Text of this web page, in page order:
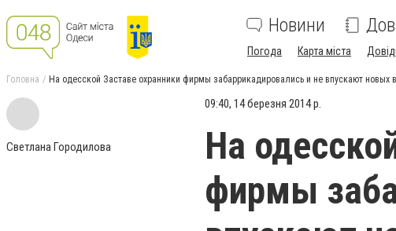
Новини
Погода Карта міста
Головна На одесской Заставе охранники фирмы забаррикадировались и не впускают новых
Светлана Городилова
09:40, 14 березня 2014 р.
На
фирмы